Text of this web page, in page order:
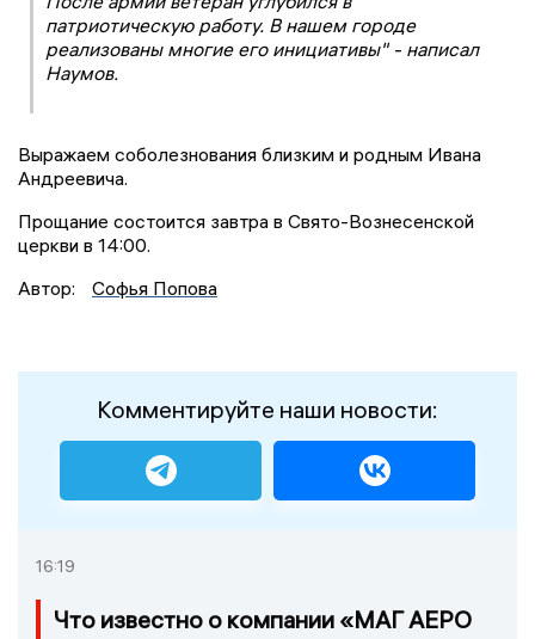
патриотическую работу. В нашем городе
реализованы многие его инициативы" - написал
Наумов.
Выражаем соболезнования близким и родным Ивана
Андреевича.
Прощание состоится завтра в Свято-Вознесенской
церкви в 14:00.
Автор:
Софья Попова
Комментируйте наши новости:
16:19
Что известно о компании «МАГ АЕРО